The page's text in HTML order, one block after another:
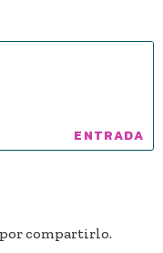
compartirlo.